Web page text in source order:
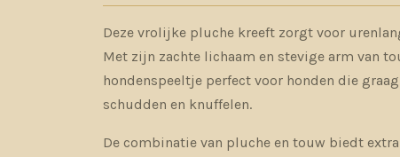
Deze vrolijke pluche kreeft zorgt voor
Met zijn zachte lichaam en stevige arm van
hondenspeeltje perfect voor honden die
schudden en knuffelen.
De combinatie van pluche en touw biedt